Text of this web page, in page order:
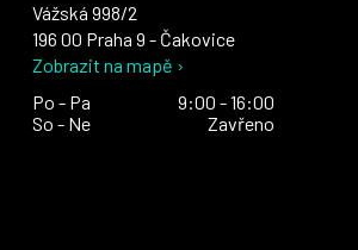
Vážská 998/2
196 00 Praha 9 - Čakovice
Zobrazit na mapě ›
Po - Pa
9:00 - 16:00
So - Ne
Zavřeno